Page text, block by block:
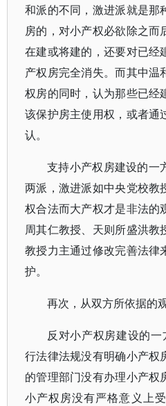
和派的不同，激进派就是那
房的，对小产权必欲除之而
在建或将建的，还要对已经
产权房完全消失。而其中温
权房的同时，认为那些已经
该保护房主使用权，或者通
认。
支持小产权房建设的一
两派，激进派如中央党校教
权合法而大产权才是非法的
周其仁教授、天则所盛洪教
教授力主通过修改完善法律
护。
再次，从双方所依据的
反对小产权房建设的
行法律法规没有明确小产权
的管理部门没有办理小产权
小产权房没有严格意义上